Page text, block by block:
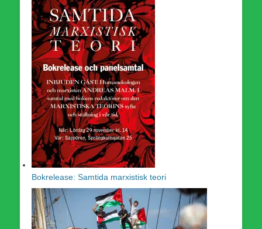
Bokrelease: Samtida marxistisk teori